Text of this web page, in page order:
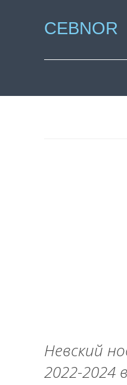
CEBNOR
Невский
2022-2024